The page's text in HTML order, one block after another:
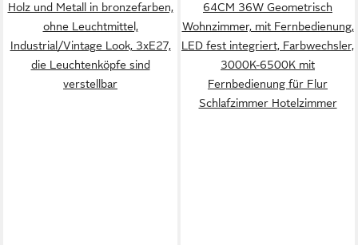
Holz und Metall in bronzefarben,
ohne Leuchtmittel,
Industrial/Vintage Look, 3xE27,
die Leuchtenköpfe sind
verstellbar
64CM 36W Geometrisch
Wohnzimmer, mit Fernbedienung,
LED fest integriert, Farbwechsler,
3000K-6500K mit
Fernbedienung für Flur
Schlafzimmer Hotelzimmer